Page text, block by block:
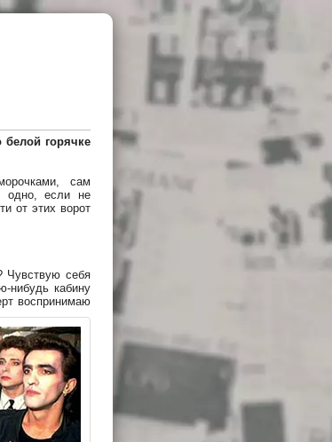
горячке
сам
одно, если не
от этих ворот
Чувствую себя
нибудь кабину
воспринимаю